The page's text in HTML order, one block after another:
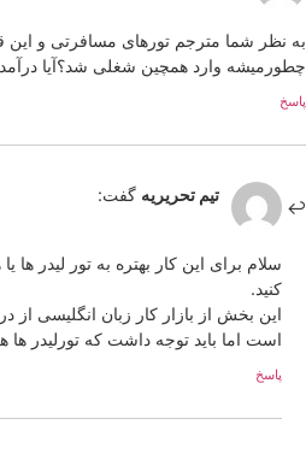
به نظر شما مترجم تورهای مسافرتی و این
چطور‌میشه وارد همچین شغلی شد؟آیا
پاسخ
تیم تحریریه گفت:
سلام برای این کار بهتره به تور لیدر
کنید.
این بخش از بازار کار زبان انگلیسی از
است اما باید توجه داشت که تورلیدر ها هر 30 روز ماه کار نمی
پاسخ